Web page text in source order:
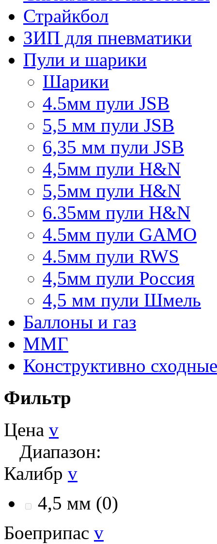
Страйкбол
ЗИП для пневматики
Пули и шарики
Шарики
4.5мм пули JSB
5,5 мм пули JSB
6,35 мм пули JSB
4,5мм пули H&N
5,5мм пули H&N
6.35мм пули H&N
4.5мм пули GAMO
4.5мм пули RWS
4,5мм пули Россия
4,5 мм пули Шмель
Баллоны и газ
ММГ
Конструктивно
Фильтр
Цена v
Диапазон:
Калибр v
4,5 мм (0)
Боеприпас v